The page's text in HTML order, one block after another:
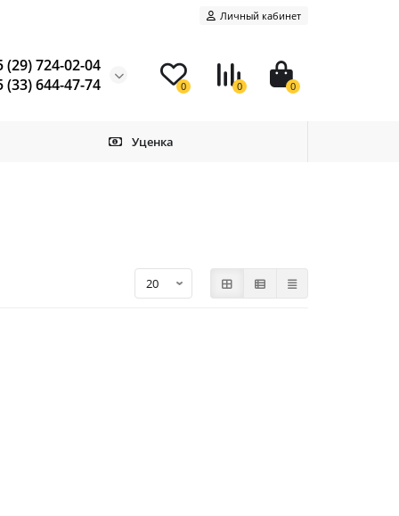
Личный кабинет
(29) 724-02-04
(33) 644-47-74
0 0 0
Уценка